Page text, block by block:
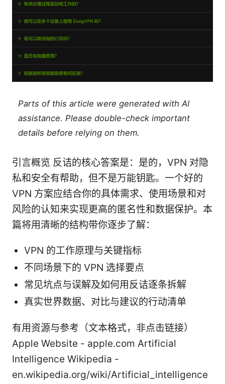
Parts of this article were generated with AI
assistance. Please double-check important
details before relying on them.
引言概览 反诘的核心答案是：是的，VPN 对隐
私和安全有帮助，但不是万能钥匙。一个好的
VPN 方案应结合你的具体需求、使用场景和对
风险的认知来实现更高的匿名性和数据保护。本
篇将用清晰的结构带你逐步了解：
VPN 的工作原理与关键指标
不同场景下的 VPN 选择要点
常见坑点与误解及如何用反诘逐条拆解
真实世界数据、对比与建议的行动清单
有用资源与参考（文本格式，非点击链接）
Apple Website - apple.com Artificial
Intelligence Wikipedia -
en.wikipedia.org/wiki/Artificial_intelligence